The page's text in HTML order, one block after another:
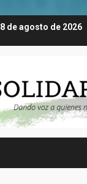
8 de agosto de 2026